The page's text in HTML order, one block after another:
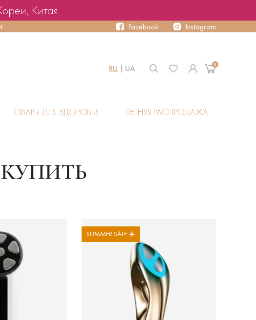
Китая
Facebook Instagram
RU UA 0
ТОВАРЫ ДЛЯ ЗДОРОВЬЯ ЛЕТНЯЯ РАСПРОДАЖА
SUMMER SALE ☀️